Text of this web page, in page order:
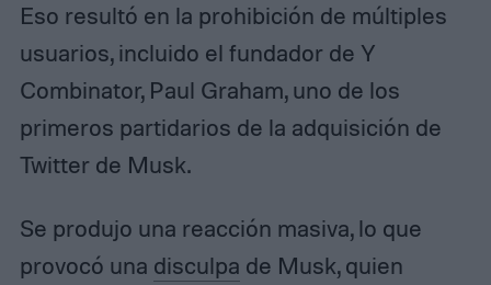
Eso resultó en la prohibición de múltiples
usuarios, incluido el fundador de Y
Combinator, Paul Graham, uno de los
primeros partidarios de la adquisición de
Twitter de Musk.
Se produjo una reacción masiva, lo que
provocó una disculpa de Musk, quien